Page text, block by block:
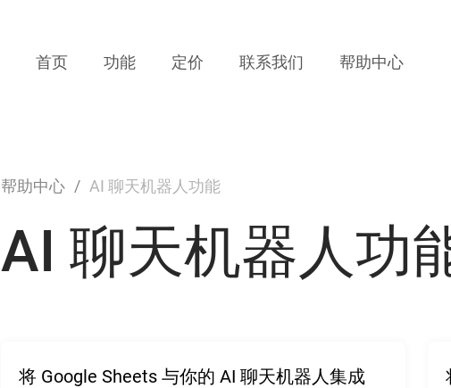
Main
首页 功能 定价 联系我们 帮助中心
帮助中心 AI 聊天机器人功能
AI 聊天机器人功
将 Google Sheets 与你的 AI 聊天机器人集成